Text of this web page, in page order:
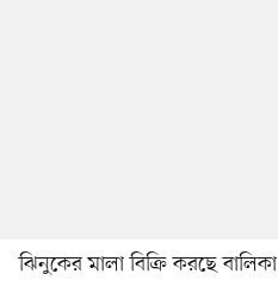
ঝিনুকের মালা বিক্রি করছে বালিকা